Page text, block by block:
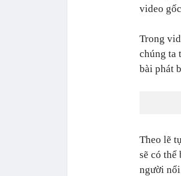
video
Trong
chúng ta
bài phát
Theo lẽ
sẽ có thể
người